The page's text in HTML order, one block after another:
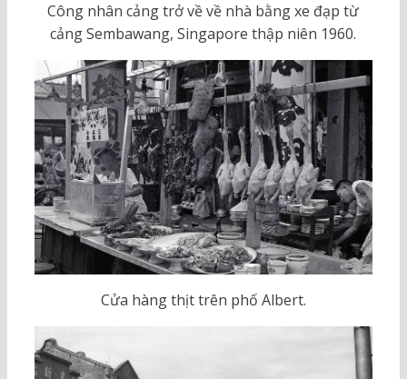
Công nhân cảng trở về về nhà bằng xe đạp từ
cảng Sembawang, Singapore thập niên 1960.
Cửa hàng thịt trên phố Albert.